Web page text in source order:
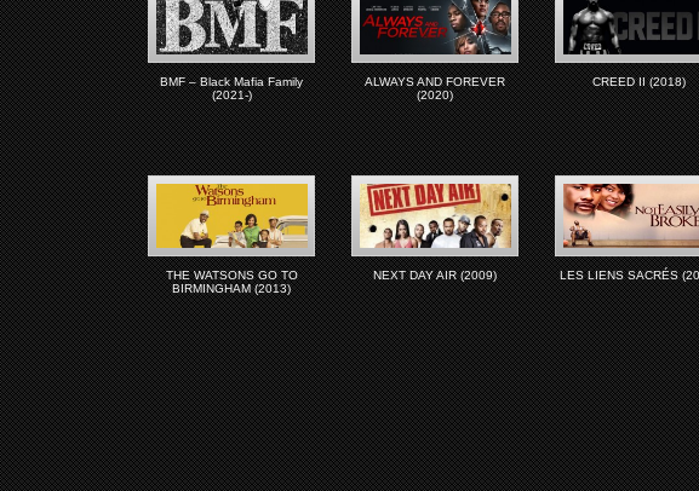
BMF – Black Mafia Family
(2021-)
ALWAYS AND FOREVER
(2020)
CREED II (2018)
THE WATSONS GO TO
BIRMINGHAM (2013)
NEXT DAY AIR (2009) LES LIENS SACRÉS